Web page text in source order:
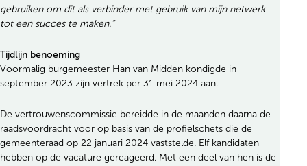
gebruiken om dit als verbinder met gebruik van mijn netwerk
tot een succes te maken.”
Tijdlijn benoeming
Voormalig burgemeester Han van Midden kondigde in
september 2023 zijn vertrek per 31 mei 2024 aan.
De vertrouwenscommissie bereidde in de maanden daarna de
raadsvoordracht voor op basis van de profielschets die de
gemeenteraad op 22 januari 2024 vaststelde. Elf kandidaten
hebben op de vacature gereageerd. Met een deel van hen is de